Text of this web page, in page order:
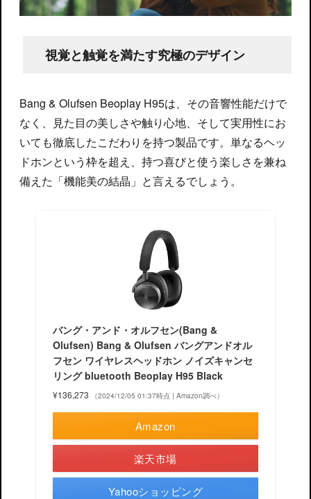
視覚と触覚を満たす究極のデザイン
Bang & Olufsen Beoplay H95は、その音響性能だけで
なく、見た目の美しさや触り心地、そして実用性にお
いても徹底したこだわりを持つ製品です。単なるヘッ
ドホンという枠を超え、持つ喜びと使う楽しさを兼ね
備えた「機能美の結晶」と言えるでしょう。
バング・アンド・オルフセン(Bang &
Olufsen) Bang & Olufsen バングアンドオル
フセン ワイヤレスヘッドホン ノイズキャンセ
リング bluetooth Beoplay H95 Black
¥136,273 （2024/12/05 01:37時点 | Amazon調べ）
Amazon
楽天市場
Yahooショッピング